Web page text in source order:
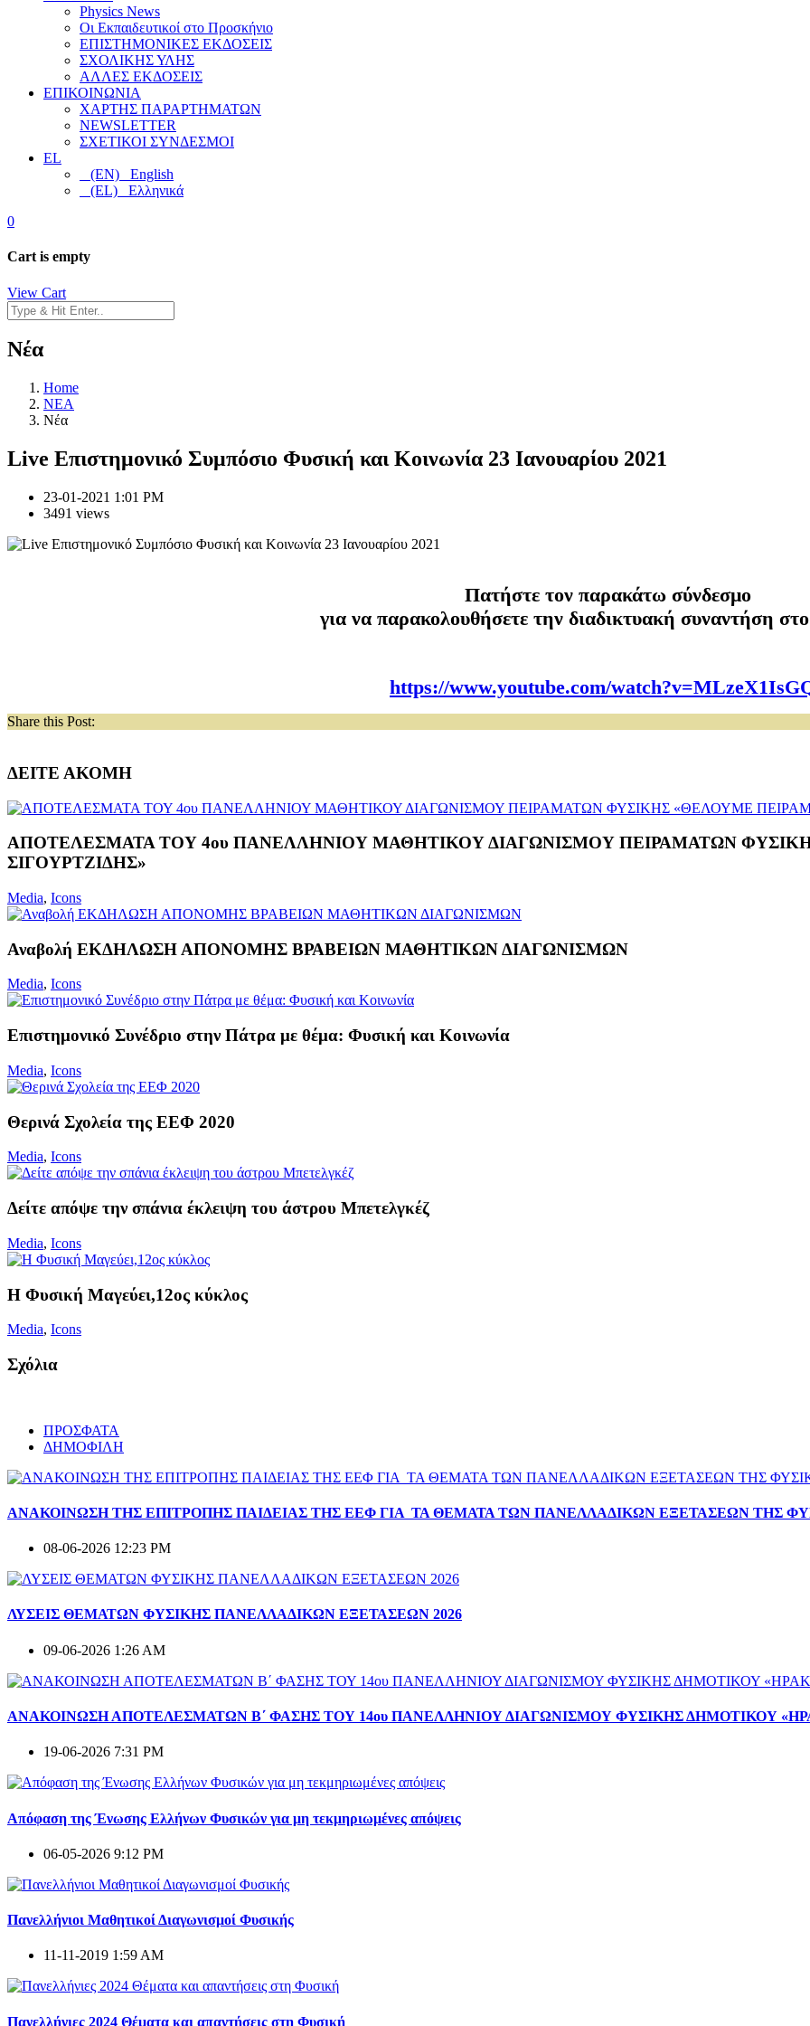
Physics News
Οι Εκπαιδευτικοί στο Προσκήνιο
ΕΠΙΣΤΗΜΟΝΙΚΕΣ ΕΚΔΟΣΕΙΣ
ΣΧΟΛΙΚΗΣ ΥΛΗΣ
ΑΛΛΕΣ ΕΚΔΟΣΕΙΣ
ΕΠΙΚΟΙΝΩΝΙΑ
ΧΑΡΤΗΣ ΠΑΡΑΡΤΗΜΑΤΩΝ
NEWSLETTER
ΣΧΕΤΙΚΟΙ ΣΥΝΔΕΣΜΟΙ
EL
(EN) English
(EL) Ελληνικά
0
Cart is empty
View Cart
Νέα
Home
NEA
Νέα
Live Επιστημονικό Συμπόσιο Φυσική και Κοινωνία 23 Ιανουαρίου 2021
23-01-2021 1:01 PM
3491 views
Πατήστε τον παρακάτω σύνδεσμο
για να παρακολουθήσετε την διαδικτυακή συναντήση
https://www.youtube.com/
Share this Post:
ΔΕΙΤΕ ΑΚΟΜΗ
ΑΠΟΤΕΛΕΣΜΑΤΑ ΤΟΥ 4ου ΠΑΝΕΛΛΗΝΙΟΥ ΜΑΘΗΤΙΚΟΥ ΔΙΑΓΩΝΙΣΜΟΥ ΠΕΙΡΑΜΑΤΩΝ
ΣΙΓΟΥΡΤΖΙΔΗΣ»
Media, Icons
Αναβολή ΕΚΔΗΛΩΣΗ ΑΠΟΝΟΜΗΣ ΒΡΑΒΕΙΩΝ ΜΑΘΗΤΙΚΩΝ ΔΙΑΓΩΝΙΣΜΩΝ
Media, Icons
Επιστημονικό Συνέδριο στην Πάτρα με θέμα: Φυσική και Κοινωνία
Media, Icons
Θερινά Σχολεία της ΕΕΦ 2020
Media, Icons
Δείτε απόψε την σπάνια έκλειψη του άστρου Μπετελγκέζ
Media, Icons
Η Φυσική Μαγεύει,12ος κύκλος
Media, Icons
Σχόλια
ΠΡΟΣΦΑΤΑ
ΔΗΜΟΦΙΛΗ
ΑΝΑΚΟΙΝΩΣΗ ΤΗΣ ΕΠΙΤΡΟΠΗΣ ΠΑΙΔΕΙΑΣ ΤΗΣ ΕΕΦ ΓΙΑ ΤΑ ΘΕΜΑΤΑ ΤΩΝ ΠΑΝΕΛΛΑΔΙΚΩΝ ΕΞΕΤΑΣΕΩΝ ΤΗΣ
08-06-2026 12:23 PM
ΛΥΣΕΙΣ ΘΕΜΑΤΩΝ ΦΥΣΙΚΗΣ ΠΑΝΕΛΛΑΔΙΚΩΝ ΕΞΕΤΑΣΕΩΝ 2026
09-06-2026 1:26 AM
ΑΝΑΚΟΙΝΩΣΗ ΑΠΟΤΕΛΕΣΜΑΤΩΝ Β΄ ΦΑΣΗΣ ΤΟΥ 14ου ΠΑΝΕΛΛΗΝΙΟΥ ΔΙΑΓΩΝΙΣΜΟΥ ΦΥΣΙΚΗΣ ΔΗΜΟΤΙΚΟΥ
19-06-2026 7:31 PM
Απόφαση της Ένωσης Ελλήνων Φυσικών για μη τεκμηριωμένες απόψεις
06-05-2026 9:12 PM
Πανελλήνιοι Μαθητικοί Διαγωνισμοί Φυσικής
11-11-2019 1:59 AM
Πανελλήνιες 2024 Θέματα και απαντήσεις στη Φυσική